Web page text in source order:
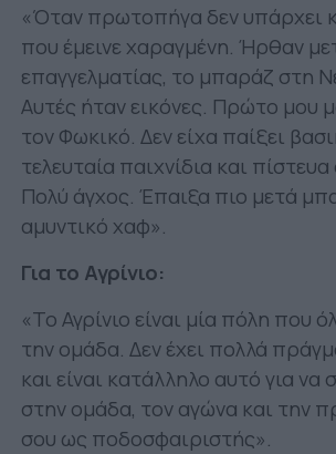
«Όταν πρωτοπήγα δεν υπάρχει
που έμεινε χαραγμένη. Ήρθαν
επαγγελματίας, το μπαράζ στη
Αυτές ήταν εικόνες. Πρώτο μου
τον Φωκικό. Δεν είχα παίξει
τελευταία παιχνίδια και
Πολύ άγχος. Έπαιξα πιο μετά
αμυντικό χαφ».
Για το Αγρίνιο:
«Το Αγρίνιο είναι μία πόλη που
την ομάδα. Δεν έχει πολλά
και είναι κατάλληλο αυτό για να
στην ομάδα, τον αγώνα και την
σου ως ποδοσφαιριστής».